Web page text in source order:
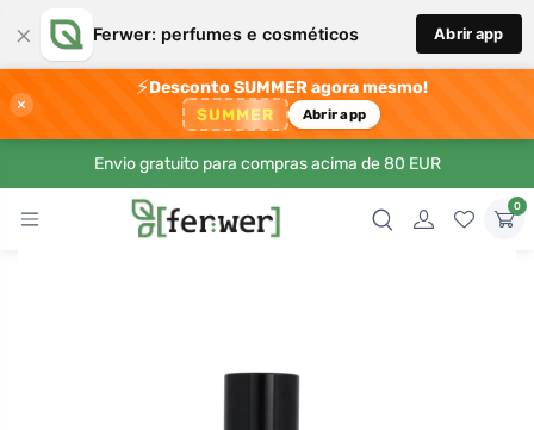
× Ferwer: perfumes e cosméticos Abrir app
×
⚡Desconto SUMMER agora mesmo!
SUMMER Abrir app
Envio gratuito para compras acima de 80 EUR
0